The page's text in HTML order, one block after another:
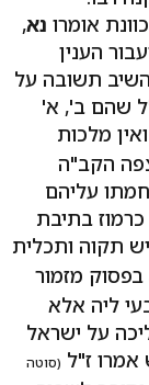
אומרו נא,
הענין
תשובה על
שהם ב', א'
ואין מלכות
הקב"ה
עליהם
בתיבת
תקוה ותכלית
בפסוק מזמור
ליה אלא
על ישראל
ז"ל (סוטה